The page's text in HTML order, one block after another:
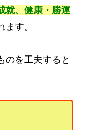
就、健康・勝運
ます。
のを工夫すると